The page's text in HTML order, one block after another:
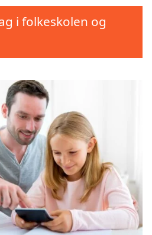
i folkeskolen og